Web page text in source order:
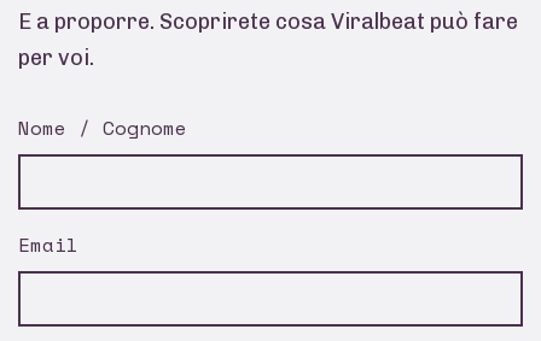
E a proporre. Scoprirete cosa Viralbeat può fare
per voi.
Nome / Cognome
Email